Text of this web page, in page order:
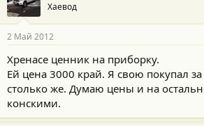
Хаевод
2 Май 2012
Хренасе ценник на приборку.
Ей цена 3000 край. Я свою покупал
столько же. Думаю цены и на
конскими.